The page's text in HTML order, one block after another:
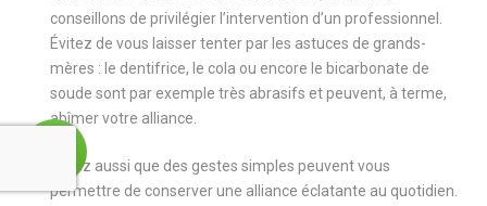
conseillons de privilégier l’intervention d’un professionnel.
Évitez de vous laisser tenter par les astuces de grands-
mères : le dentifrice, le cola ou encore le bicarbonate de
soude sont par exemple très abrasifs et peuvent, à terme,
abîmer votre alliance.
Notez aussi que des gestes simples peuvent vous
permettre de conserver une alliance éclatante au quotidien.